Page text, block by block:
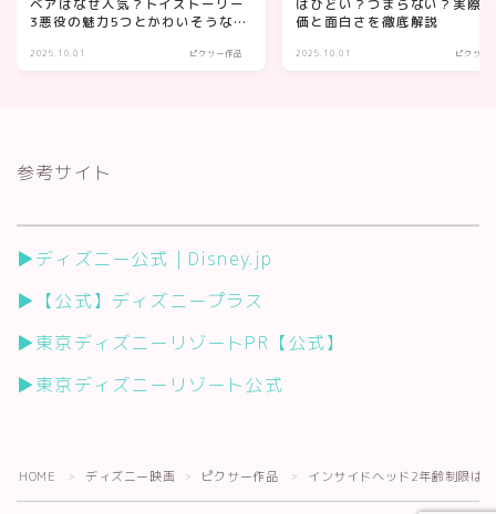
ベアはなぜ人気？トイストーリー
3悪役の魅力5つとかわいそうな過
2025.10.01 ピクサー作品
はひどい？つまらない？実際
価と面白さを徹底解説
2025.10.01 ピクサー
参考サイト
▶ディズニー公式｜Disney.jp
▶【公式】ディズニープラス
▶東京ディズニーリゾートPR【公式】
▶東京ディズニーリゾート公式
HOME ＞ ディズニー映画 ＞ ピクサー作品 ＞ インサイドヘッド2年齢制限は